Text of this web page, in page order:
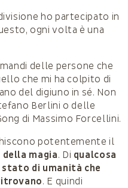
ho partecipato in
ogni volta è una
delle persone che
che mi ha colpito di
del digiuno in sé. Non
Berlini o delle
di Massimo Forcellini.
potentemente il
magia. Di qualcosa
stato di umanità che
. E quindi